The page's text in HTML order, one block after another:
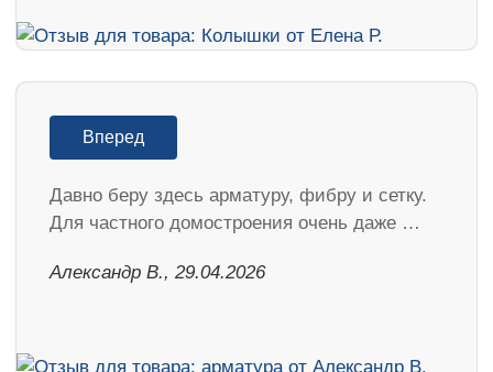
Вперед
Давно беру здесь арматуру, фибру и сетку.
Для частного домостроения очень даже …
Александр В., 29.04.2026